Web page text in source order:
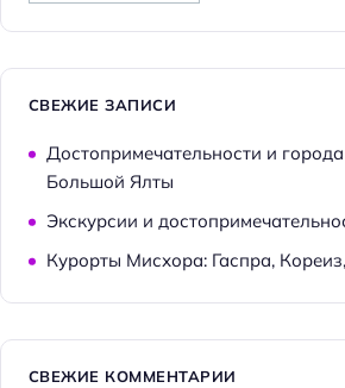
СВЕЖИЕ ЗАПИСИ
Достопримечательности и
Большой Ялты
Экскурсии и
Курорты Мисхора: Гаспра,
СВЕЖИЕ КОММЕНТАРИИ